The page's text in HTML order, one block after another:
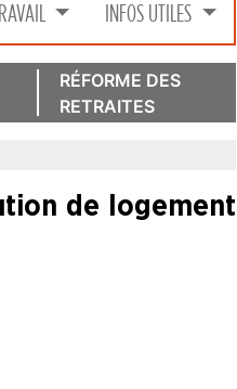
INFOS UTILES
RÉFORME DES
RETRAITES
de logement